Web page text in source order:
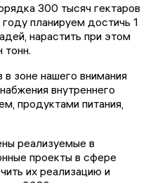
300 тысяч гектаров
планируем достичь 1
нарастить при этом
тонн.
зоне нашего внимания
внутреннего
продуктами питания,
реализуемые в
проекты в сфере
их реализацию и